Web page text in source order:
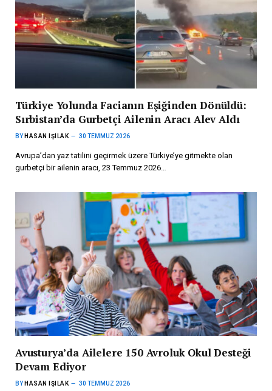
Türkiye Yolunda Facianın Eşiğinden Dönüldü:
Sırbistan’da Gurbetçi Ailenin Aracı Alev Aldı
BY HASAN IŞILAK 30 TEMMUZ 2026
Avrupa’dan yaz tatilini geçirmek üzere Türkiye’ye gitmekte olan
gurbetçi bir ailenin aracı, 23 Temmuz 2026…
Avusturya’da Ailelere 150 Avroluk Okul Desteği
Devam Ediyor
BY HASAN IŞILAK 30 TEMMUZ 2026